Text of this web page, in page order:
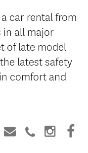
car rental from
in all major
of late model
latest safety
comfort and